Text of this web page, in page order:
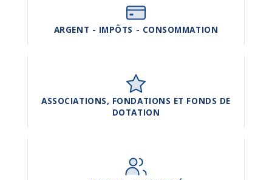
ARGENT - IMPÔTS - CONSOMMATION
ASSOCIATIONS, FONDATIONS ET FONDS DE
DOTATION